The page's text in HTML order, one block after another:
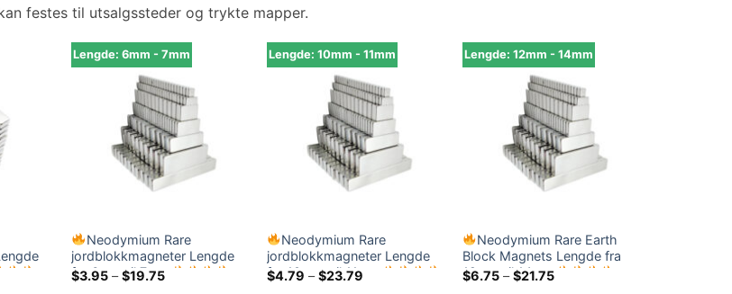
festes til utsalgssteder og trykte mapper.
Lengde: 6mm - 7mm
Neodymium Rare
jordblokkmagneter Lengde
fra 6mm til 7mm
$3.95 – $19.75Prisområde:
Lengde: 10mm - 11mm
Neodymium Rare
jordblokkmagneter Lengde
fra 10 mm til 11mm
$4.79 – $23.79
Lengde: 12mm - 14mm
Neodymium Rare Earth
Block Magnets Lengde fra
12mm til 14mm
$6.75 – $21.75Prisområde: